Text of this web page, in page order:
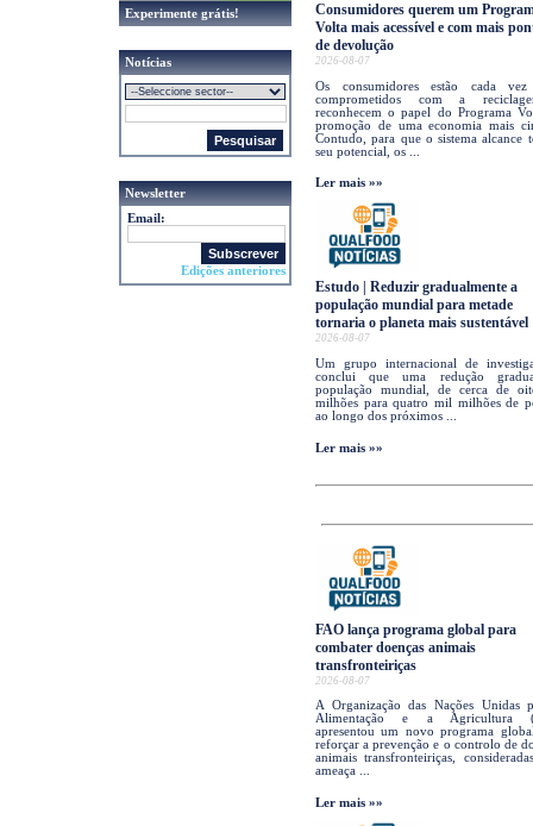
Experimente grátis!
Notícias
Newsletter
Email:
Edições anteriores
Consumidores querem um
Volta mais acessível e com mais
de devolução
2026-08-07
Os consumidores estão cada vez
comprometidos com a
reconhecem o papel do Programa
promoção de uma economia mais
Contudo, para que o sistema alcance
seu potencial, os ...
Ler mais »»
Estudo | Reduzir gradualmente a
população mundial para metade
tornaria o planeta mais sustentável
2026-08-07
Um grupo internacional de
conclui que uma redução
população mundial, de cerca de
milhões para quatro mil milhões de
ao longo dos próximos ...
Ler mais »»
FAO lança programa global para
combater doenças animais
transfronteiriças
2026-08-07
A Organização das Nações Unidas
Alimentação e a Agricultura
apresentou um novo programa
reforçar a prevenção e o controlo de
animais transfronteiriças,
ameaça ...
Ler mais »»